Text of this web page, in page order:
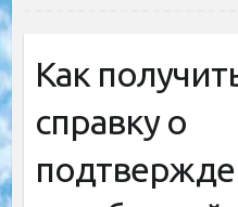
Как
справку о